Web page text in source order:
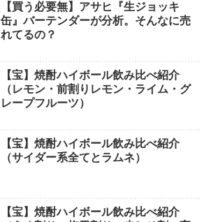
【買う必要無】アサヒ『生ジョッキ
缶』バーテンダーが分析。そんなに売
れてるの？
【宝】焼酎ハイボール飲み比べ紹介
（レモン・前割りレモン・ライム・グ
レープフルーツ）
【宝】焼酎ハイボール飲み比べ紹介
（サイダー系全てとラムネ）
【宝】焼酎ハイボール飲み比べ紹介